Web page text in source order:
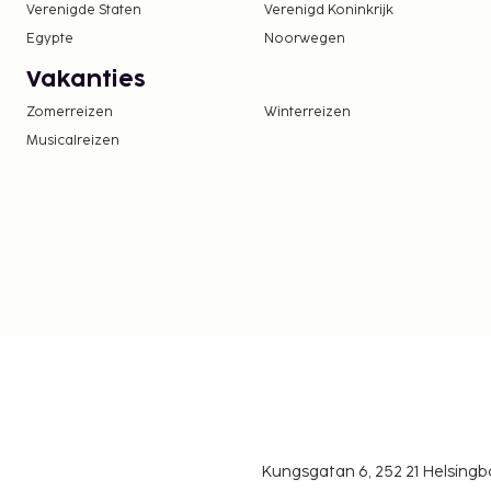
Toeslag voor extra bed: EUR 30.0 per nacht
excl. btw en kunnen wijzigen.
Verenigde Staten
Verenigd Koninkrijk
Egypte
Noorwegen
Vakanties
Zomerreizen Winterreizen
Musicalreizen
Kungsgatan 6, 252 21